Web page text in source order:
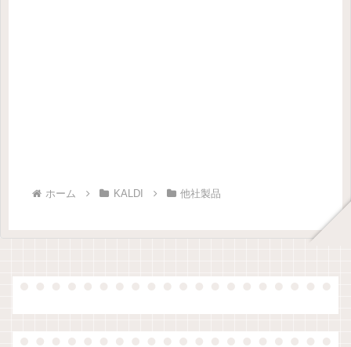
ホーム KALDI 他社製品